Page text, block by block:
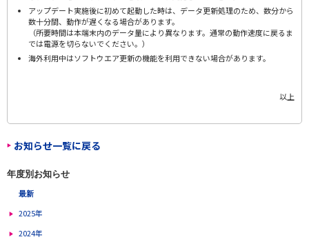
アップデート実施後に初めて起動した時は、データ更新処理のため、数分から
数十分間、動作が遅くなる場合があります。
（所要時間は本端末内のデータ量により異なります。通常の動作速度に戻るま
では電源を切らないでください。）
海外利用中はソフトウエア更新の機能を利用できない場合があります。
以上
お知らせ一覧に戻る
年度別お知らせ
最新
2025年
2024年